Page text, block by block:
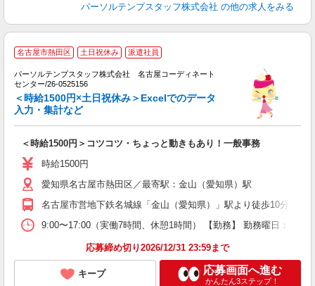
パーソルテンプスタッフ株式会社 の他の求人をみる
名古屋市熱田区 土日祝休み 派遣社員
パーソルテンプスタッフ株式会社 名古屋コーディネート
センター/26-0525156
＜時給1500円×土日祝休み＞Excelでのデータ
入力・集計など
＜時給1500円＞コツコツ・ちょっと動きもあり！一般事務
時給1500円
愛知県名古屋市熱田区／最寄駅：金山（愛知県）駅
名古屋市営地下鉄名城線「金山（愛知県）」駅より徒歩10分 JR
9:00〜17:00（実働7時間、休憩1時間） 【勤務】 勤務曜日：月
応募締め切り2026/12/31 23:59まで
キープ 応募画面へ進む
かんたん3ステップ！